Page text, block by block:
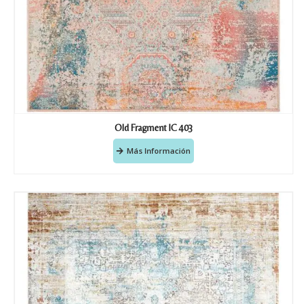
Old Fragment IC 403
Más Información